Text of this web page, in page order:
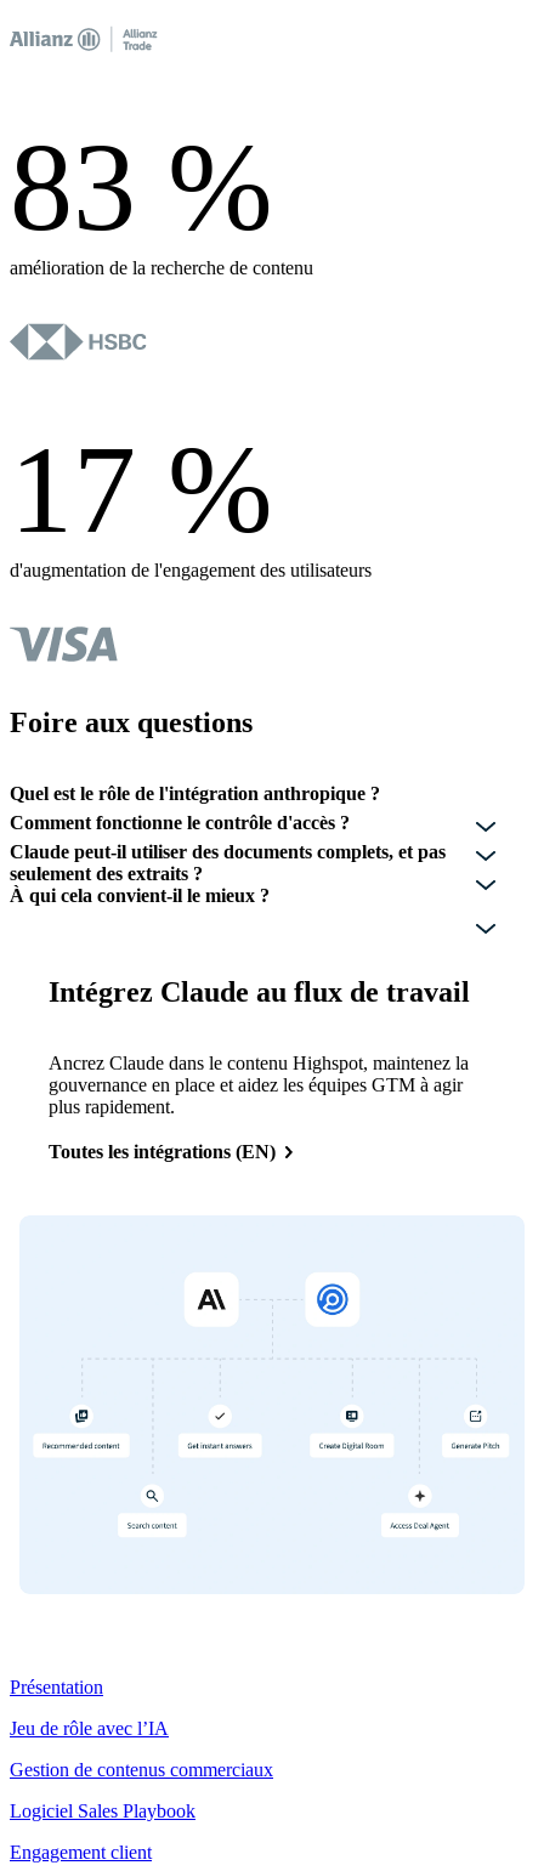
83 %
amélioration de la recherche de contenu
17 %
d'augmentation de l'engagement des utilisateurs
Foire aux questions
Quel est le rôle de l'intégration anthropique ?
Comment fonctionne le contrôle d'accès ?
Claude peut-il utiliser des documents complets, et pas
seulement des extraits ?
À qui cela convient-il le mieux ?
Intégrez Claude au flux de travail
Ancrez Claude dans le contenu Highspot, maintenez la
gouvernance en place et aidez les équipes GTM à agir
plus rapidement.
Toutes les intégrations (EN)
Présentation
Jeu de rôle avec l’IA
Gestion de contenus commerciaux
Logiciel Sales Playbook
Engagement client